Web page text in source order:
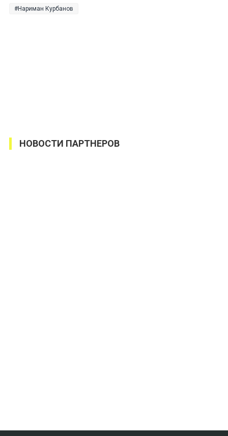
Нариман Курбанов
НОВОСТИ ПАРТНЕРОВ